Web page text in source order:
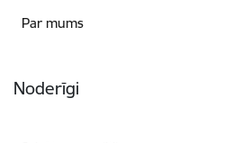
Par mums
Noderīgi